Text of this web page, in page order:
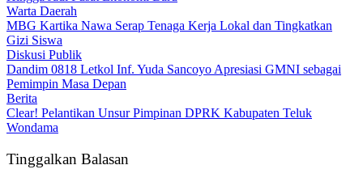
Warta Daerah
MBG Kartika Nawa Serap Tenaga Kerja Lokal dan Tingkatkan
Gizi Siswa
Diskusi Publik
Dandim 0818 Letkol Inf. Yuda Sancoyo Apresiasi GMNI sebagai
Pemimpin Masa Depan
Berita
Clear! Pelantikan Unsur Pimpinan DPRK Kabupaten Teluk
Wondama
Tinggalkan Balasan